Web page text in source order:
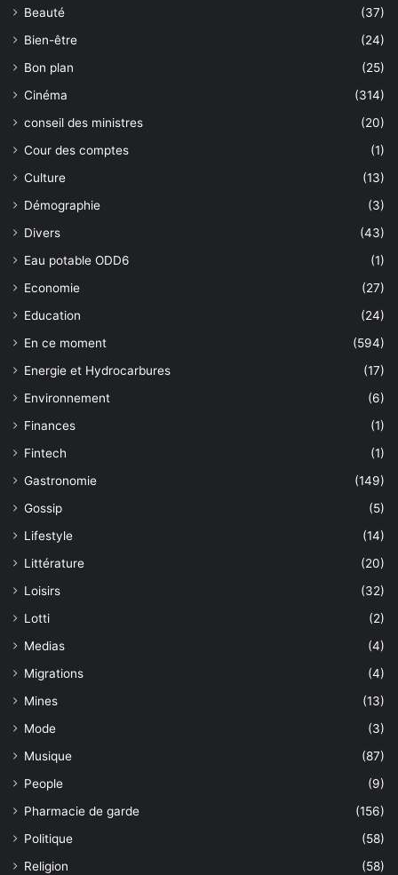
Beauté
(37)
Bien-être
(24)
Bon plan
(25)
Cinéma
(314)
conseil des ministres
(20)
Cour des comptes
(1)
Culture
(13)
Démographie
(3)
Divers
(43)
Eau potable ODD6
(1)
Economie
(27)
Education
(24)
En ce moment
(594)
Energie et Hydrocarbures
(17)
Environnement
(6)
Finances
(1)
Fintech
(1)
Gastronomie
(149)
Gossip
(5)
Lifestyle
(14)
Littérature
(20)
Loisirs
(32)
Lotti
(2)
Medias
(4)
Migrations
(4)
Mines
(13)
Mode
(3)
Musique
(87)
People
(9)
Pharmacie de garde
(156)
Politique
(58)
Religion
(58)